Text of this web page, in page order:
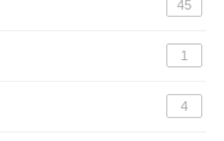
45
1
4